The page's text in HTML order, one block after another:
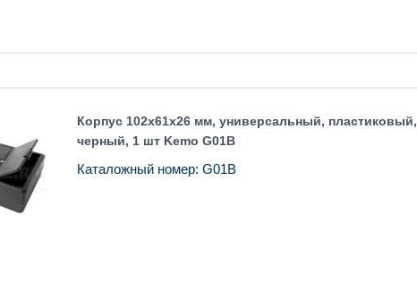
Корпус 102x61x26 мм, универсальный, пластиковый,
черный, 1 шт Kemo G01B
Каталожный номер: G01B